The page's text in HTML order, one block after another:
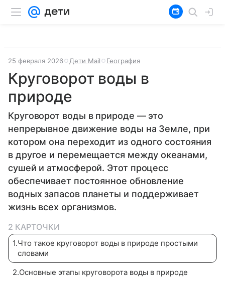
25 февраля 2026 Дети Mail География
Круговорот воды в
природе
Круговорот воды в природе — это
непрерывное движение воды на Земле, при
котором она переходит из одного состояния
в другое и перемещается между океанами,
сушей и атмосферой. Этот процесс
обеспечивает постоянное обновление
водных запасов планеты и поддерживает
жизнь всех организмов.
2 КАРТОЧКИ
1.Что такое круговорот воды в природе простыми
словами
2.Основные этапы круговорота воды в природе